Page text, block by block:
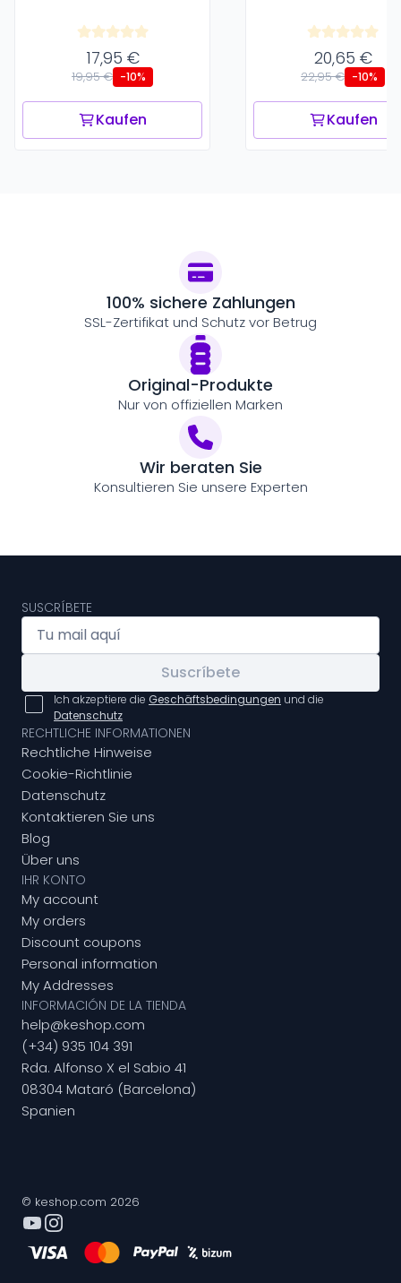
17,95 €
19,95 € -10%
Kaufen
20,65 €
22,95 € -10%
Kaufen
100% sichere Zahlungen
SSL-Zertifikat und Schutz vor Betrug
Original-Produkte
Nur von offiziellen Marken
Wir beraten Sie
Konsultieren Sie unsere Experten
SUSCRÍBETE
Suscríbete
Ich akzeptiere die Geschäftsbedingungen und die
Datenschutz
RECHTLICHE INFORMATIONEN
Rechtliche Hinweise
Cookie-Richtlinie
Datenschutz
Kontaktieren Sie uns
Blog
Über uns
IHR KONTO
My account
My orders
Discount coupons
Personal information
My Addresses
INFORMACIÓN DE LA TIENDA
help@keshop.com
(+34) 935 104 391
Rda. Alfonso X el Sabio 41
08304 Mataró (Barcelona)
Spanien
© keshop.com 2026